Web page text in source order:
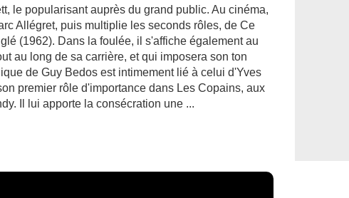
le popularisant auprès du grand public. Au cinéma,
Allégret, puis multiplie les seconds rôles, de Ce
(1962). Dans la foulée, il s'affiche également au
au long de sa carrière, et qui imposera son ton
de Guy Bedos est intimement lié à celui d'Yves
premier rôle d'importance dans Les Copains, aux
Il lui apporte la consécration une ...